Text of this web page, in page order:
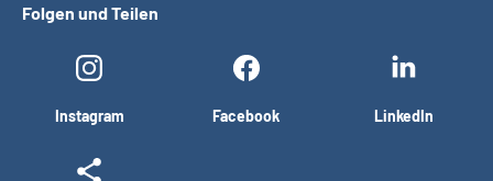
Folgen und Teilen
Instagram Facebook LinkedIn